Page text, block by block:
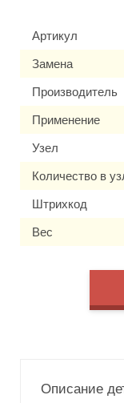
Артикул
Замена
Производитель
Применение
Узел
Количество в
Штрихкод
Вес
Описание